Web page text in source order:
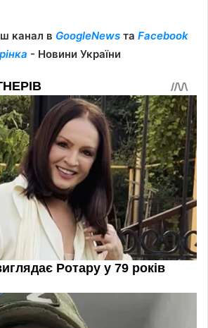
канал в GoogleNews та Facebook
- Новини України